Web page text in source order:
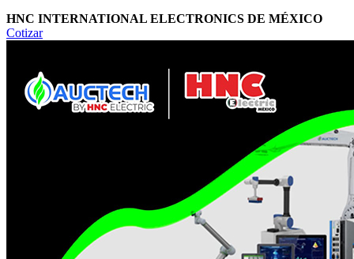
HNC INTERNATIONAL ELECTRONICS DE MÉXICO
Cotizar